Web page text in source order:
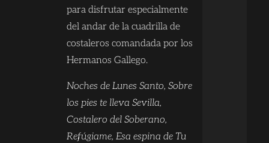
para disfrutar especialmente
del andar de la cuadrilla de
costaleros comandada por los
Hermanos Gallego.
Noches de Lunes Santo, Sobre
los pies te lleva Sevilla,
Costalero del Soberano,
Refúgiame, Esa espina de Tu